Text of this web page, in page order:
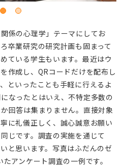
係の心理学」テーマにしてお
卒業研究の研究計画も固まって
ている学生もいます。最近はウ
作成し、QRコードだけを配布し
といったことも手軽に行えるよ
なったとはいえ、不特定多数の
回答は集まりません。直接対象
に礼儀正しく、誠心誠意お願い
じです。調査の実施を通じて
と思います。写真はふだんのゼ
アンケート調査の一例です。